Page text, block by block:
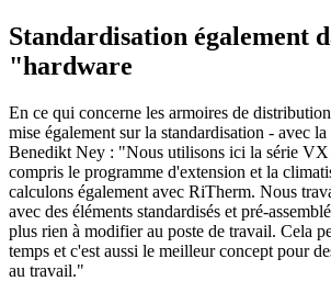
Standardisation également
"hardware
En ce qui concerne les armoires de
mise également sur la standardisation - avec
Benedikt Ney : "Nous utilisons ici la série
compris le programme d'extension et la
calculons également avec RiTherm. Nous
avec des éléments standardisés et pré-
plus rien à modifier au poste de travail. Cela
temps et c'est aussi le meilleur concept pour
au travail."